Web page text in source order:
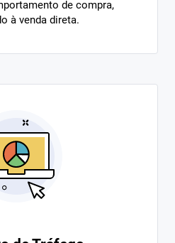
de compra,
à venda direta.